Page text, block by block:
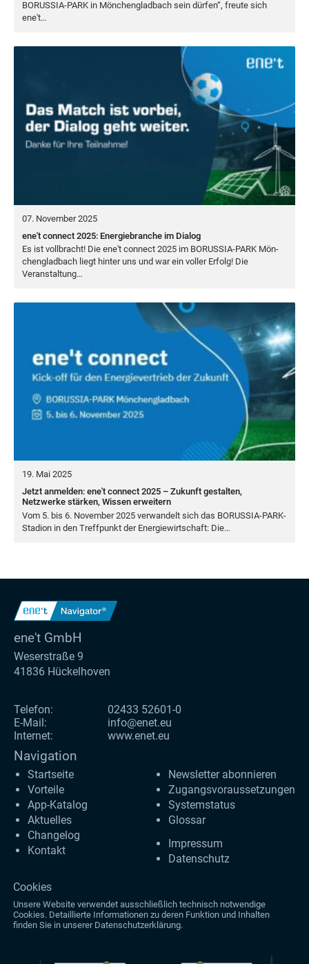
BORUS­SIA-PARK in Mön­chen­glad­bach sein dür­fen“, freu­te sich
ene't…
07. November 2025
ene't connect 2025: Energiebranche im Dialog
Es ist voll­bracht! Die ene't con­nect 2025 im BORUS­SIA-PARK Mön­
chen­glad­bach liegt hin­ter uns und war ein vol­ler Erfolg! Die
Veranstaltung…
19. Mai 2025
Jetzt anmelden: ene't connect 2025 – Zukunft gestalten,
Netzwerke stärken, Wissen erweitern
Vom 5. bis 6. Novem­ber2025 ver­wan­delt sich das BORUS­SIA-PARK-
Sta­di­on in den Treff­punkt der Ener­gie­wirt­schaft: Die…
ene't GmbH
Weserstraße 9
41836 Hückelhoven
Telefon:
02433 52601-0
E-Mail:
info@enet.eu
Internet:
www.enet.eu
Navigation
Startseite
Vorteile
App-Katalog
Aktuelles
Changelog
Kontakt
Newsletter abonnieren
Zugangs­voraus­setzungen
Systemstatus
Glossar
Impressum
Datenschutz
Cookies
Unsere Website verwendet ausschließlich technisch notwendige
Cookies. Detaillierte Informationen zu deren Funktion und Inhalten
finden Sie in unserer Datenschutzerklärung.